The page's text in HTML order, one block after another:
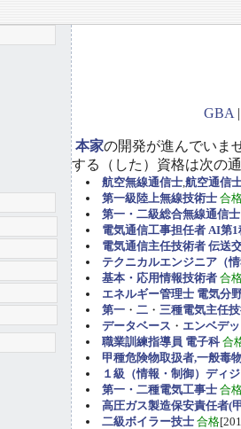
GBA |
本家の開発が進んでいま
する（した）資格は次の通
航空無線通信士,航空通信
第一級陸上無線技術士 合
第一・二級総合無線通信士
電気通信工事担任者 AI第
電気通信主任技術者 伝送
テクニカルエンジニア（
基本・応用情報技術者 合
エネルギー管理士 電気分
第一 ・ 二 ・ 三種電気主任
データベース ・ エンベデ
職業訓練指導員 電子科 合
甲種危険物取扱者,一般毒
１級（情報・制御）ディ
第一・二種電気工事士 合
高圧ガス製造保安責任者(
二級ボイラー技士 合格